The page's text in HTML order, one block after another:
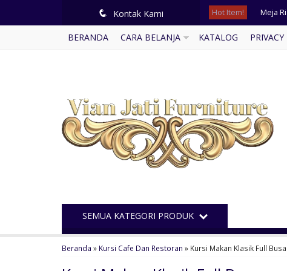
q Kontak Kami Hot Item!
Set
Kursi
Meja
BERANDA CARA BELANJA KATALOG
SEMUA KATEGORI PRODUK
Beranda » Kursi Cafe Dan Restoran » Kursi Makan Klasik Full Busa